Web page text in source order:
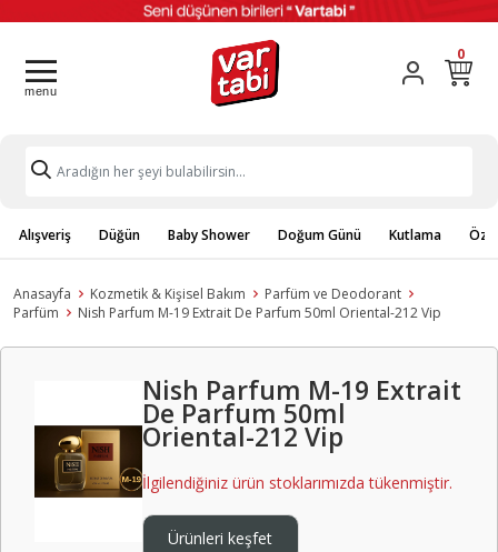
0
Alışveriş Düğün Baby Shower Doğum Günü Kutlama
Anasayfa Kozmetik & Kişisel Bakım
Parfüm ve Deodorant
Parfüm
Nish Parfum M-19 Extrait De Parfum 50ml Oriental-212 Vip
Nish Parfum M-19 Extrait
De Parfum 50ml
Oriental-212 Vip
İlgilendiğiniz ürün stoklarımızda tükenmiştir.
Ürünleri keşfet